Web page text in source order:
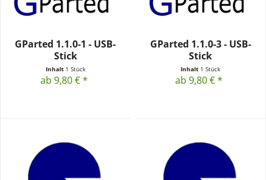
GParted 1.1.0-1 - USB-
Stick
Inhalt 1 Stück
ab 9,80 € *
GParted 1.1.0-3 - USB-
Stick
Inhalt 1 Stück
ab 9,80 € *